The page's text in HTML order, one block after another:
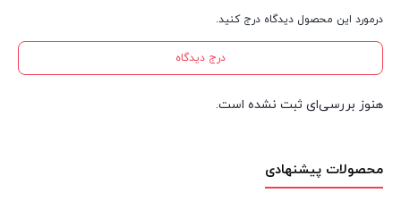
درمورد این محصول دیدگاه درج کنید.
درج دیدگاه
هنوز بررسی‌ای ثبت نشده است.
محصولات پیشنهادی